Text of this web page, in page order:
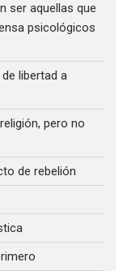
ser aquellas que
psicológicos
libertad a
pero no
de rebelión